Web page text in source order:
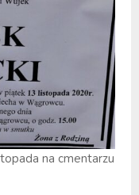
na cmentarzu